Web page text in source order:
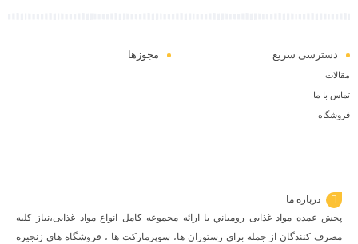
دسترسی سریع
مقالات
تماس با ما
فروشگاه
مجوزها
درباره ما
پخش عمده مواد غذایی رومياني با ارائه مجموعه كامل انواع مواد غذایی،نياز كليه
مصرف كنندگان از جمله برای رستوران ها، سوپرمارکت ها ، فروشگاه های زنجیره